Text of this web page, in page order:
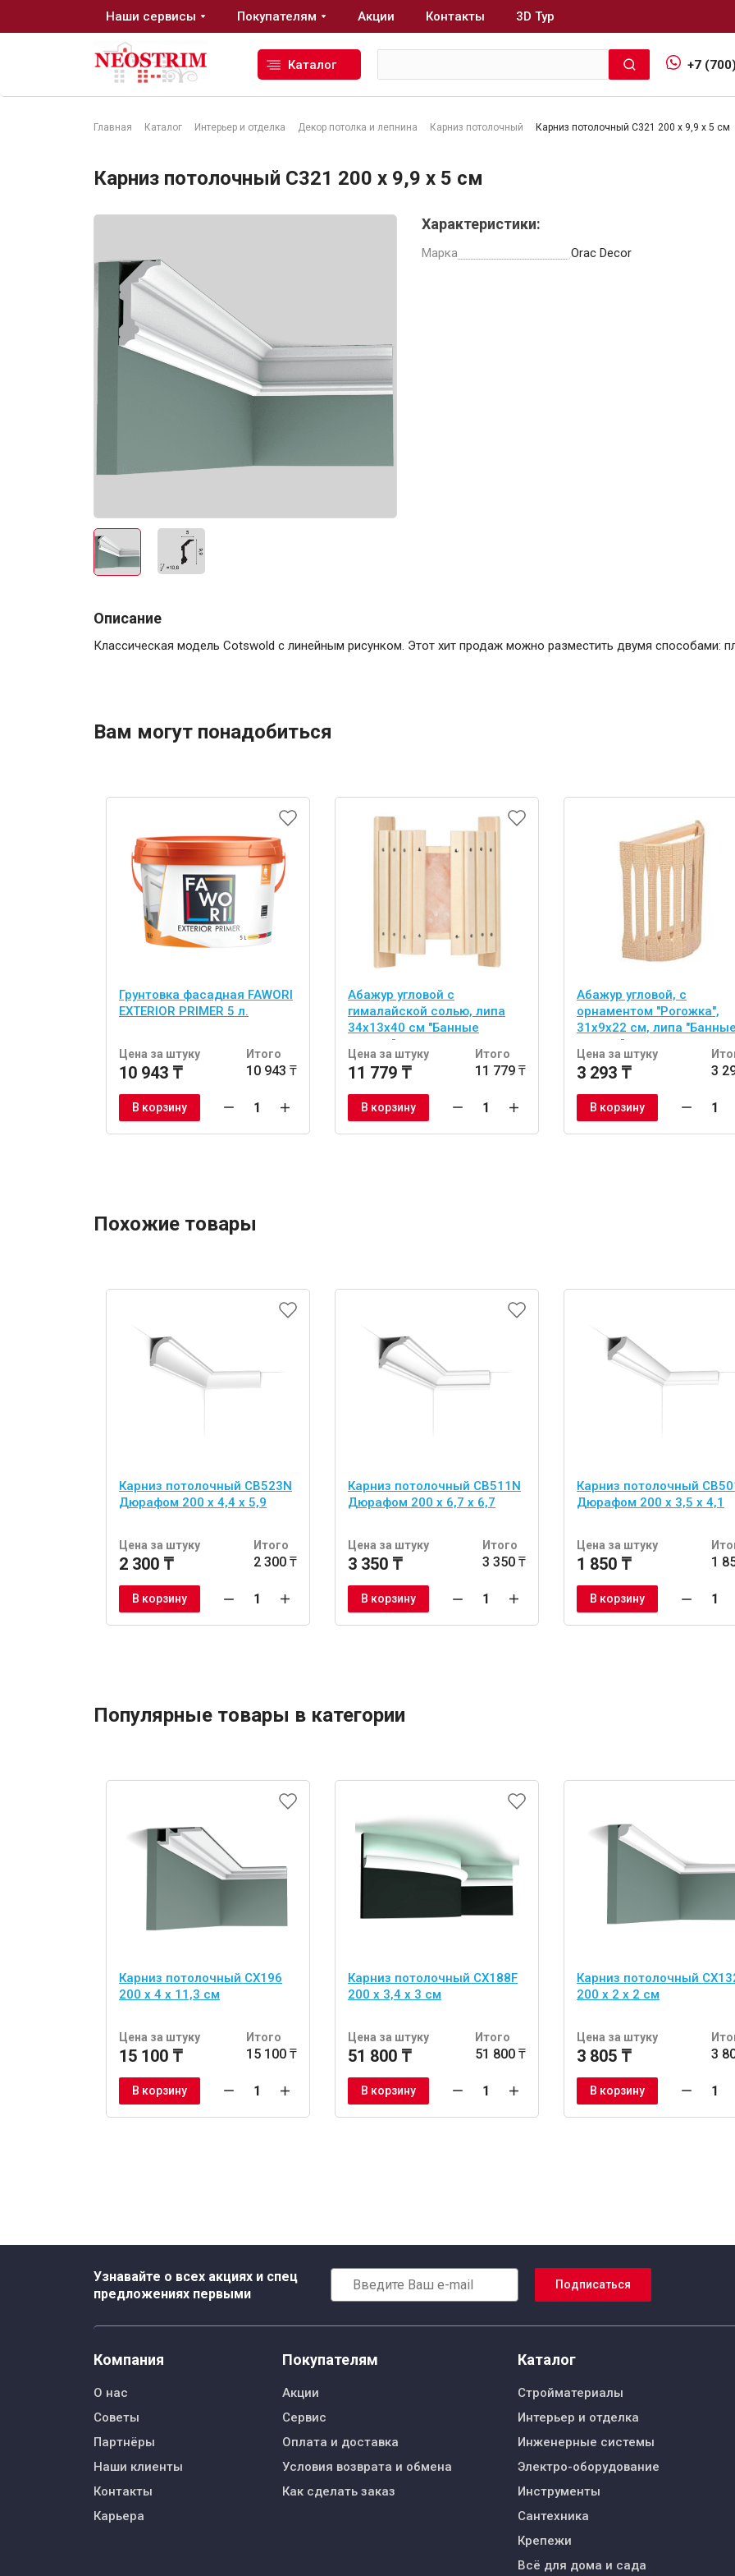
Главная Каталог Интерьер и отделка Декор потолка и лепнина Карниз потолочный Карниз потолочный C321 200 x 9,9 x 5 см
Карниз потолочный C321 200 x 9,9 x 5 см
Характеристики:
Марка Orac Decor
Описание
Классическая модель Cotswold с линейным рисунком. Этот хит продаж можно разместить двумя способами:
Вам могут понадобиться
Грунтовка фасадная FAWORI
EXTERIOR PRIMER 5 л.
Цена за штуку
10 943 ₸
Итого
10 943 ₸
В корзину
Абажур угловой с
гималайской солью, липа
34х13х40 см "Банные
штучки"
Цена за штуку
11 779 ₸
Итого
11 779 ₸
В корзину
Абажур угловой, с
орнаментом "Рогожка",
31х9х22 см, липа "Банные
штучки"
Цена за штуку
3 293 ₸ 3
В корзину
Похожие товары
Карниз потолочный CB523N
Дюрафом 200 x 4,4 x 5,9
Цена за штуку
2 300 ₸
Итого
2 300 ₸
В корзину
Карниз потолочный CB511N
Дюрафом 200 x 6,7 x 6,7
Цена за штуку
3 350 ₸
Итого
3 350 ₸
В корзину
Карниз потолочный
Дюрафом 200 x 3,5 x 4,1
Цена за штуку
1 850 ₸ 1
В корзину
Популярные товары в категории
Карниз потолочный CX196
200 x 4 x 11,3 см
Цена за штуку
15 100 ₸
Итого
15 100 ₸
В корзину
Карниз потолочный CX188F
200 х 3,4 х 3 см
Цена за штуку
51 800 ₸
Итого
51 800 ₸
В корзину
Карниз потолочный
200 x 2 x 2 см
Цена за штуку
3 805 ₸ 3
В корзину
Узнавайте о всех акциях и спец
предложениях первыми
Подписаться
Компания
О нас
Советы
Партнёры
Наши клиенты
Контакты
Карьера
Покупателям
Акции
Сервис
Оплата и доставка
Условия возврата и обмена
Как сделать заказ
Каталог
Стройматериалы
Интерьер и отделка
Инженерные системы
Электро-оборудование
Инструменты
Сантехника
Крепежи
Всё для дома и сада
Наши сервисы Покупателям Акции Контакты 3D Тур
Каталог +7
Кровельные материалы
Ещё 2
Герметики
Клеи, жидкие гвозди
Электро-оборудование